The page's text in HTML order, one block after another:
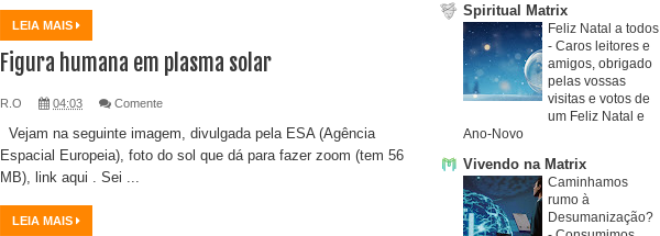
Spiritual Matrix
Feliz Natal a todos
- Caros leitores e
amigos, obrigado
pelas vossas
visitas e votos de
um Feliz Natal e
Ano-Novo
Vivendo na Matrix
Caminhamos
rumo à
Desumanização?
LEIA MAIS
Figura humana em plasma solar
R.O 04:03 Comente
Vejam na seguinte imagem, divulgada pela ESA (Agência
Espacial Europeia), foto do sol que dá para fazer zoom (tem 56
MB), link aqui . Sei ...
LEIA MAIS